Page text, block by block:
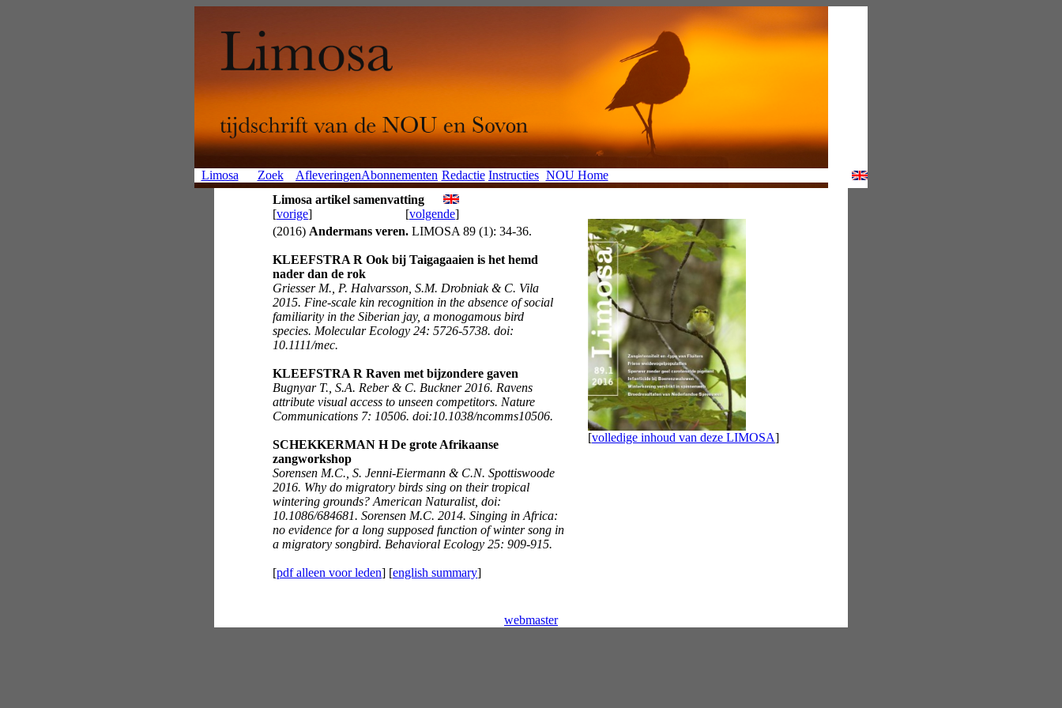
Limosa Zoek AfleveringenAbonnementen Redactie Instructies NOU Home
Limosa artikel samenvatting
[vorige] [volgende]
(2016) Andermans veren. LIMOSA 89 (1): 34-36.
KLEEFSTRA R Ook bij Taigagaaien is het hemd
nader dan de rok
Griesser M., P. Halvarsson, S.M. Drobniak & C. Vila
2015. Fine-scale kin recognition in the absence of social
familiarity in the Siberian jay, a monogamous bird
species. Molecular Ecology 24: 5726-5738. doi:
10.1111/mec.
KLEEFSTRA R Raven met bijzondere gaven
Bugnyar T., S.A. Reber & C. Buckner 2016. Ravens
attribute visual access to unseen competitors. Nature
Communications 7: 10506. doi:10.1038/ncomms10506.
SCHEKKERMAN H De grote Afrikaanse
zangworkshop
Sorensen M.C., S. Jenni-Eiermann & C.N. Spottiswoode
2016. Why do migratory birds sing on their tropical
wintering grounds? American Naturalist, doi:
10.1086/684681. Sorensen M.C. 2014. Singing in Africa:
no evidence for a long supposed function of winter song in
a migratory songbird. Behavioral Ecology 25: 909-915.
[pdf alleen voor leden] [english summary]
[volledige inhoud van deze LIMOSA]
webmaster